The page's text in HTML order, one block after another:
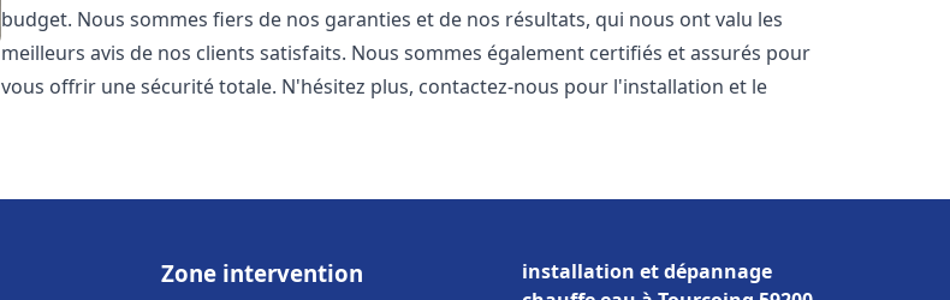
budget. Nous sommes fiers de nos garanties et de nos résultats, qui nous ont valu les
meilleurs avis de nos clients satisfaits. Nous sommes également certifiés et assurés pour
vous offrir une sécurité totale. N'hésitez plus, contactez-nous pour l'installation et le
Zone intervention
installation et dépannage